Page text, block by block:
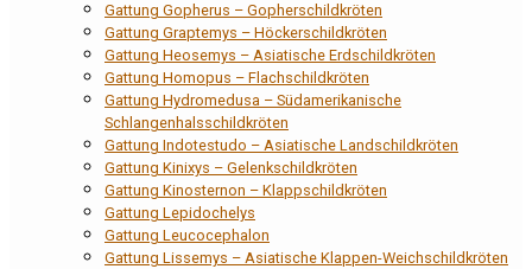
Gattung Gopherus – Gopherschildkröten
Gattung Graptemys – Höckerschildkröten
Gattung Heosemys – Asiatische Erdschildkröten
Gattung Homopus – Flachschildkröten
Gattung Hydromedusa – Südamerikanische
Schlangenhalsschildkröten
Gattung Indotestudo – Asiatische Landschildkröten
Gattung Kinixys – Gelenkschildkröten
Gattung Kinosternon – Klappschildkröten
Gattung Lepidochelys
Gattung Leucocephalon
Gattung Lissemys – Asiatische Klappen-Weichschildkröten